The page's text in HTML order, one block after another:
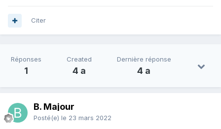
Citer
Réponses
1
Created
4 a
Dernière réponse
4 a
B. Majour
Posté(e) le 23 mars 2022